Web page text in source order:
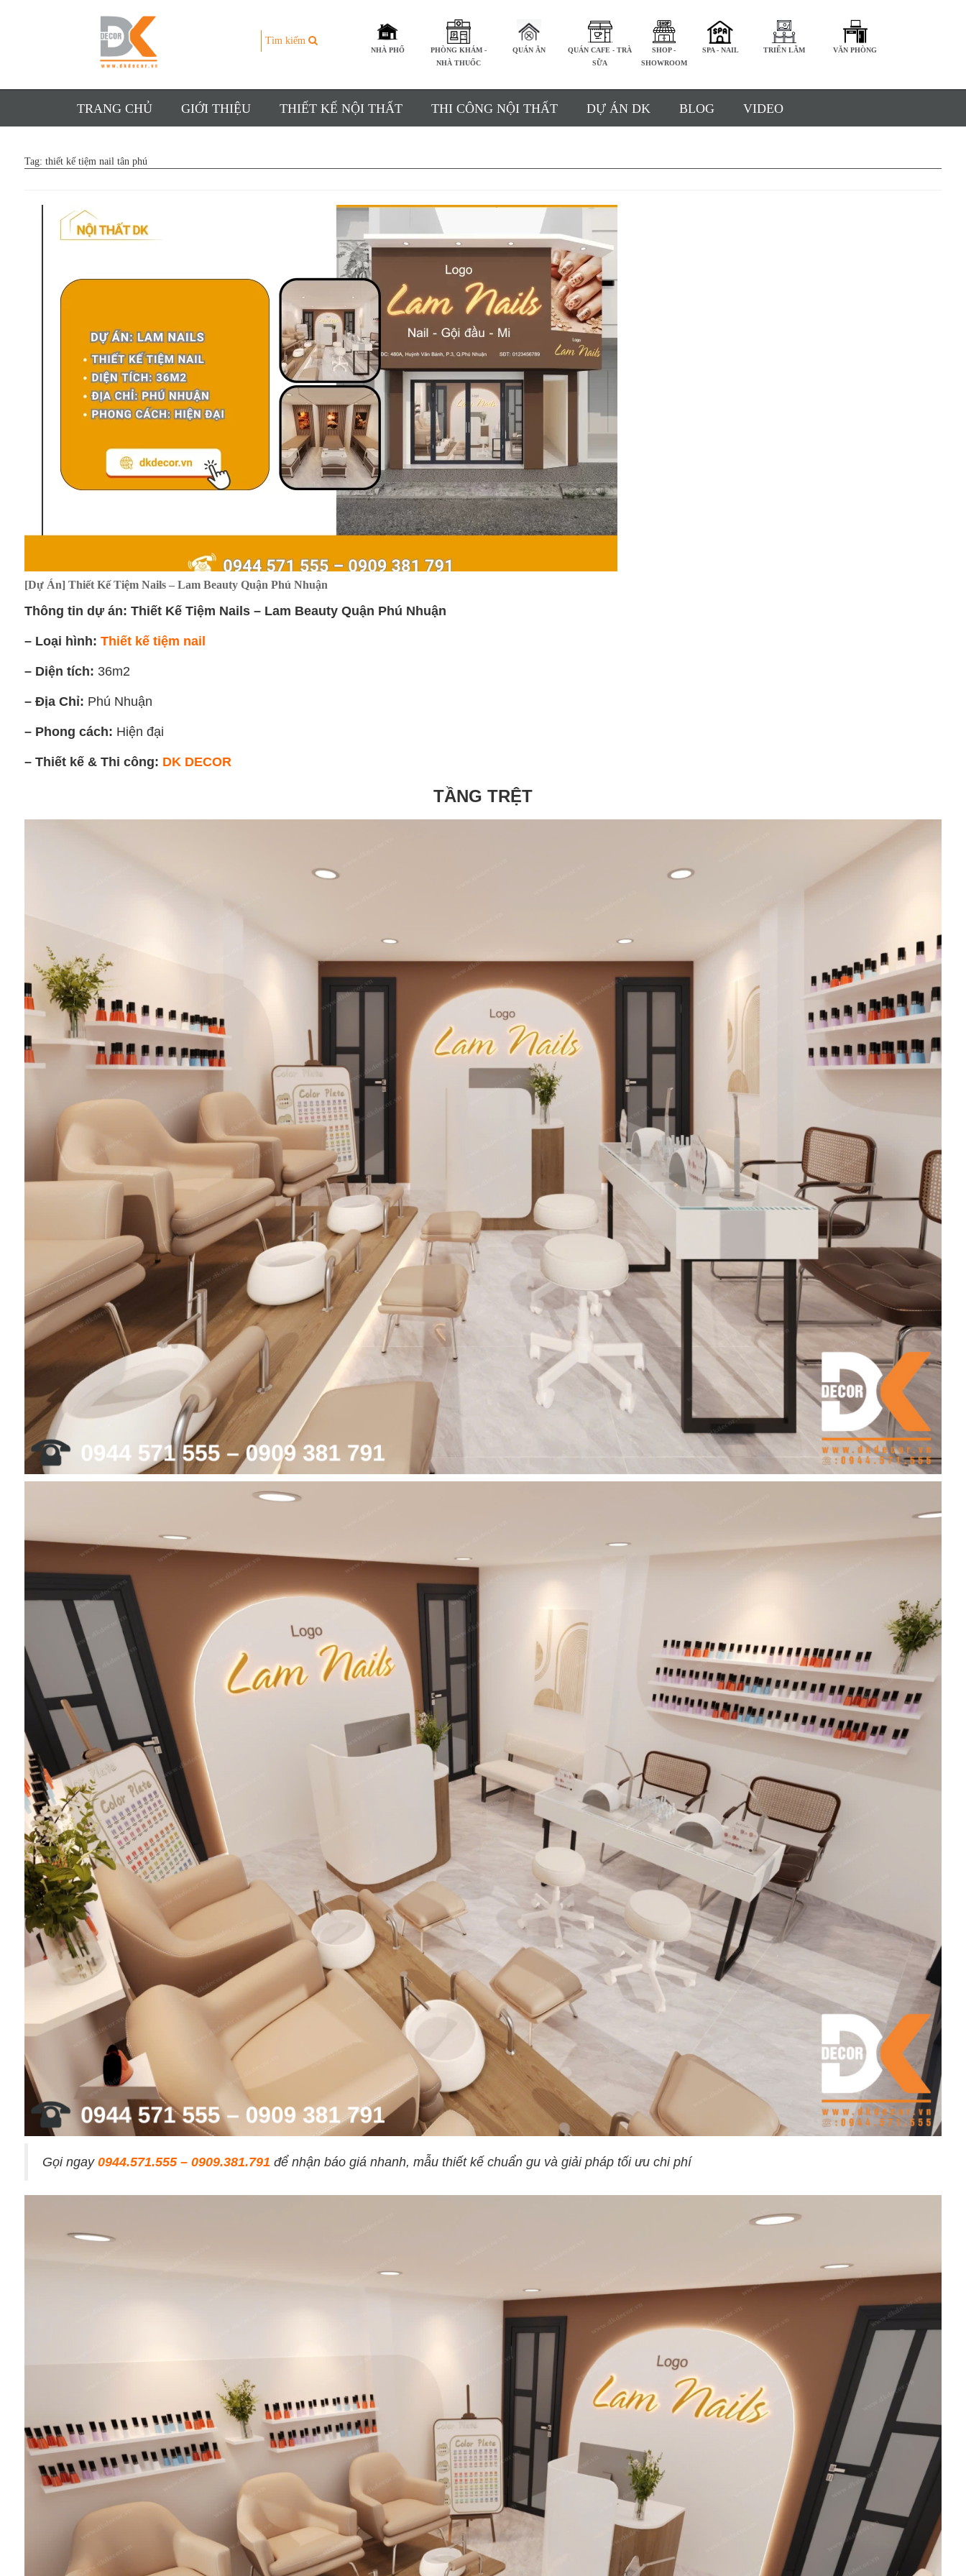
Tìm kiếm
NHÀ PHỐ
PHÒNG KHÁM -
NHÀ THUỐC
QUÁN ĂN
QUÁN CAFE - TRÀ
SỮA
SHOP -
SHOWROOM
SPA - NAIL TRIỂN LÃM VĂN PHÒNG
TRANG CHỦ GIỚI THIỆU THIẾT KẾ NỘI THẤT THI CÔNG NỘI THẤT DỰ ÁN DK BLOG VIDEO
Tag: thiết kế tiệm nail tân phú
[Dự Án] Thiết Kế Tiệm Nails – Lam Beauty Quận Phú Nhuận
Thông tin dự án: Thiết Kế Tiệm Nails – Lam Beauty Quận Phú Nhuận
– Loại hình: Thiết kế tiệm nail
– Diện tích: 36m2
– Địa Chỉ: Phú Nhuận
– Phong cách: Hiện đại
– Thiết kế & Thi công: DK DECOR
TẦNG TRỆT
Gọi ngay 0944.571.555 – 0909.381.791 để nhận báo giá nhanh, mẫu thiết kế chuẩn gu và giải pháp tối ưu chi phí